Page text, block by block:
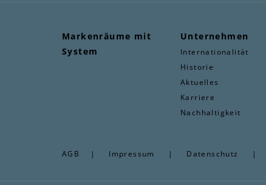
Markenräume mit
System
Unternehmen
Internationalität
Historie
Aktuelles
Karriere
Nachhaltigkeit
AGB | Impressum | Datenschutz |